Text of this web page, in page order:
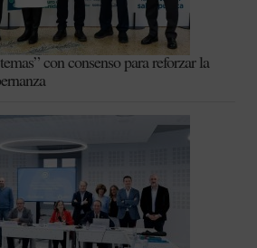
con consenso para reforzar la